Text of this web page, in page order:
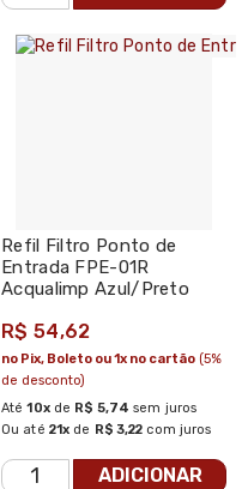
Refil Filtro Ponto de
Entrada FPE-01R
Acqualimp Azul/Preto
R$ 54,62
Até10xde R$ 5,74 sem juros
Ou até 21x de R$ 3,22 com juros
no Pix, Boleto ou 1x no cartão (5%
de desconto)
ADICIONAR